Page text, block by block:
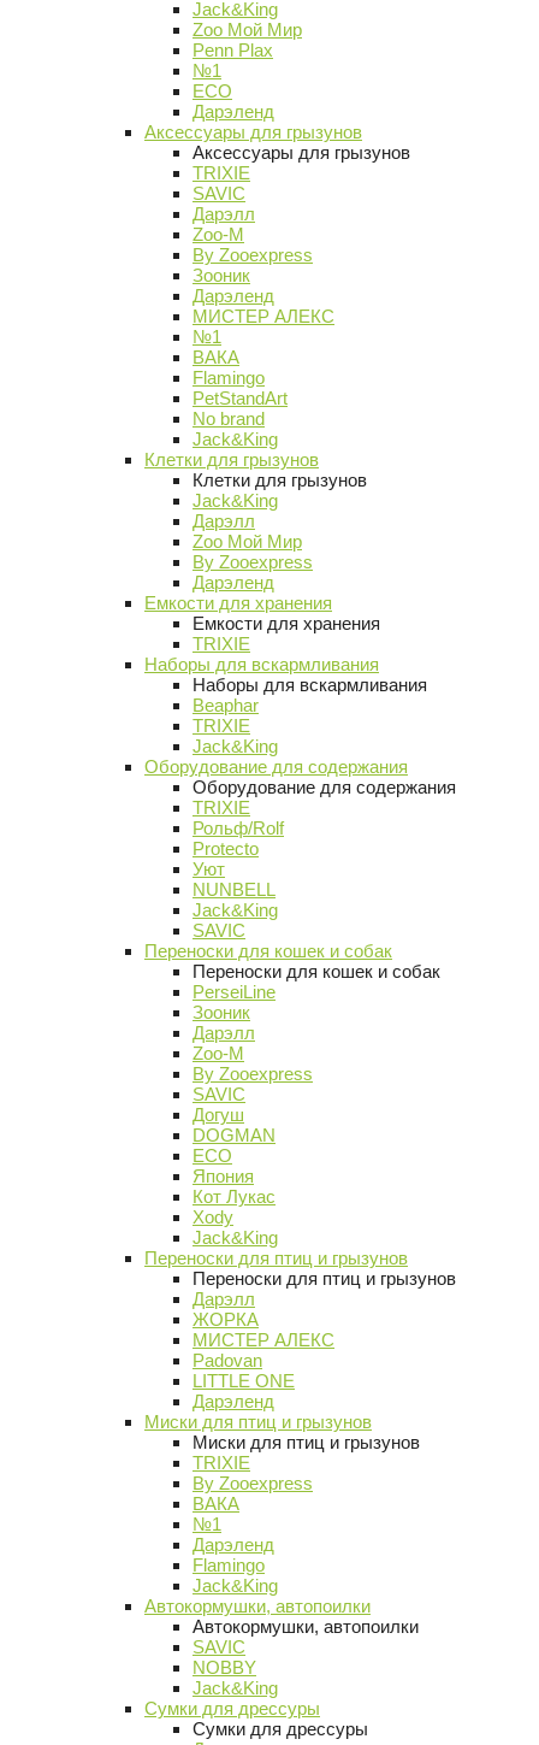
Jack&King
Zoo Мой Мир
Penn Plax
№1
ECO
Дарэленд
Аксессуары для грызунов
Аксессуары для грызунов
TRIXIE
SAVIC
Дарэлл
Zoo-M
By Zooexpress
Зооник
Дарэленд
МИСТЕР АЛЕКС
№1
ВАКА
Flamingo
PetStandArt
No brand
Jack&King
Клетки для грызунов
Клетки для грызунов
Jack&King
Дарэлл
Zoo Мой Мир
By Zooexpress
Дарэленд
Емкости для хранения
Емкости для хранения
TRIXIE
Наборы для вскармливания
Наборы для вскармливания
Beaphar
TRIXIE
Jack&King
Оборудование для содержания
Оборудование для содержания
TRIXIE
Рольф/Rolf
Protecto
Уют
NUNBELL
Jack&King
SAVIC
Переноски для кошек и собак
Переноски для кошек и собак
PerseiLine
Зооник
Дарэлл
Zoo-M
By Zooexpress
SAVIC
Догуш
DOGMAN
ECO
Япония
Кот Лукас
Xody
Jack&King
Переноски для птиц и грызунов
Переноски для птиц и грызунов
Дарэлл
ЖОРКА
МИСТЕР АЛЕКС
Padovan
LITTLE ONE
Дарэленд
Миски для птиц и грызунов
Миски для птиц и грызунов
TRIXIE
By Zooexpress
ВАКА
№1
Дарэленд
Flamingo
Jack&King
Автокормушки, автопоилки
Автокормушки, автопоилки
SAVIC
NOBBY
Jack&King
Сумки для дрессуры
Сумки для дрессуры